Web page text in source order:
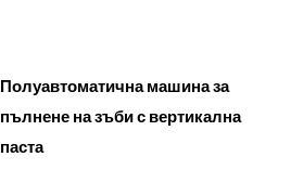
Полуавтоматична машина за
пълнене на зъби с вертикална
паста